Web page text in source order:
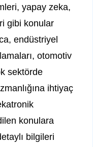
yapay zeka,
gibi konular
endüstriyel
otomotiv
sektörde
ihtiyaç
konulara
bilgileri